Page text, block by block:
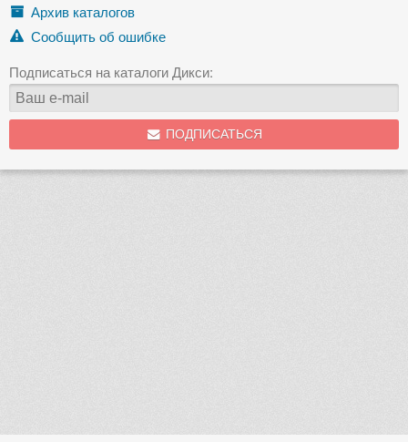
Архив каталогов
Сообщить об ошибке
Подписаться на каталоги Дикси:
ПОДПИСАТЬСЯ